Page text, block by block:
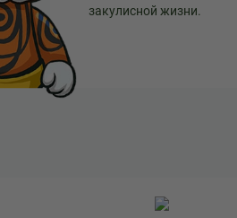
закулисной жизни.